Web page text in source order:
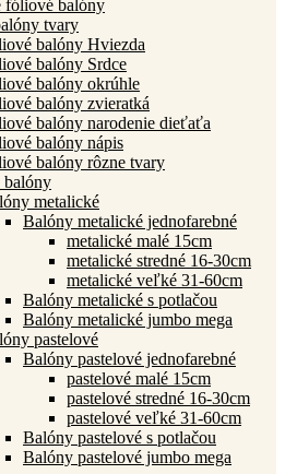
fóliové balóny
tvary
balóny Hviezda
balóny Srdce
balóny okrúhle
balóny zvieratká
balóny narodenie dieťaťa
balóny nápis
balóny rôzne tvary
balóny
metalické
Balóny metalické jednofarebné
metalické malé 15cm
metalické stredné 16-30cm
metalické veľké 31-60cm
Balóny metalické s potlačou
Balóny metalické jumbo mega
pastelové
Balóny pastelové jednofarebné
pastelové malé 15cm
pastelové stredné 16-30cm
pastelové veľké 31-60cm
Balóny pastelové s potlačou
Balóny pastelové jumbo mega